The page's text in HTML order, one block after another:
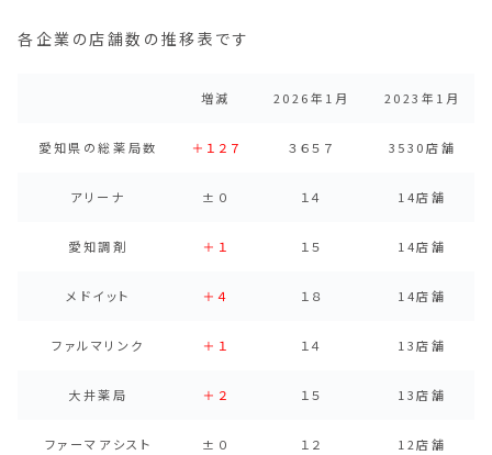
各企業の店舗数の推移表です
増減 2026年1月 2023年1月
愛知県の総薬局数 ＋１２７ ３６５７ 3530店舗
アリーナ ±０ １４ 14店舗
愛知調剤 ＋１ １５ 14店舗
メドイット ＋４ １８ 14店舗
ファルマリンク ＋１ １４ 13店舗
大井薬局 ＋２ １５ 13店舗
ファーマアシスト ±０ １２ 12店舗